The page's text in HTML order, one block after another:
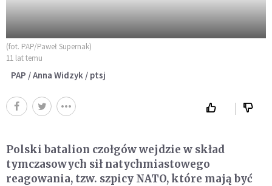
(fot. PAP/Paweł Supernak)
11 lat temu
PAP / Anna Widzyk / ptsj
Polski batalion czołgów wejdzie w skład
tymczasowych sił natychmiastowego
reagowania, tzw. szpicy NATO, które mają być